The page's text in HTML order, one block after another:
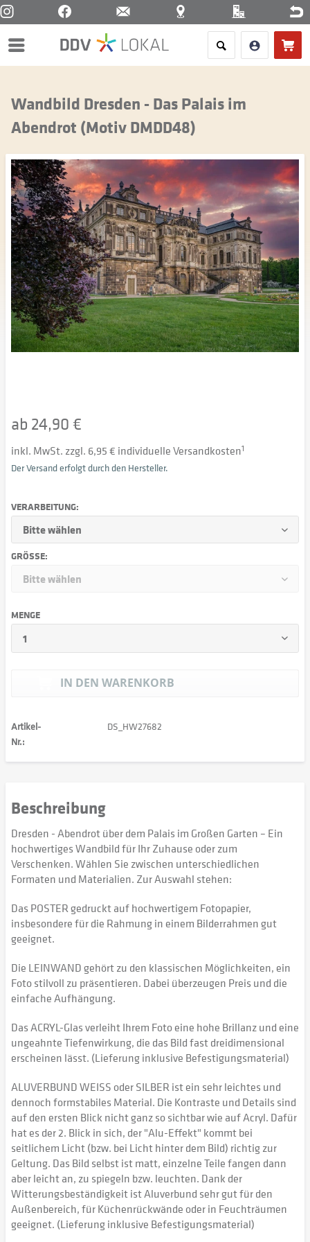
Menü
Wandbild Dresden - Das Palais im
Abendrot (Motiv DMDD48)
ab 24,90 €
inkl. MwSt. zzgl. 6,95 € individuelle Versandkosten1
Der Versand erfolgt durch den Hersteller.
VERARBEITUNG:
GRÖSSE:
MENGE
IN DEN WARENKORB
Artikel-
Nr.:
DS_HW27682
Beschreibung
Dresden - Abendrot über dem Palais im Großen Garten – Ein
hochwertiges Wandbild für Ihr Zuhause oder zum
Verschenken. Wählen Sie zwischen unterschiedlichen
Formaten und Materialien. Zur Auswahl stehen:
Das POSTER gedruckt auf hochwertigem Fotopapier,
insbesondere für die Rahmung in einem Bilderrahmen gut
geeignet.
Die LEINWAND gehört zu den klassischen Möglichkeiten, ein
Foto stilvoll zu präsentieren. Dabei überzeugen Preis und die
einfache Aufhängung.
Das ACRYL-Glas verleiht Ihrem Foto eine hohe Brillanz und eine
ungeahnte Tiefenwirkung, die das Bild fast dreidimensional
erscheinen lässt. (Lieferung inklusive Befestigungsmaterial)
ALUVERBUND WEISS oder SILBER ist ein sehr leichtes und
dennoch formstabiles Material. Die Kontraste und Details sind
auf den ersten Blick nicht ganz so sichtbar wie auf Acryl. Dafür
hat es der 2. Blick in sich, der "Alu-Effekt" kommt bei
seitlichem Licht (bzw. bei Licht hinter dem Bild) richtig zur
Geltung. Das Bild selbst ist matt, einzelne Teile fangen dann
aber leicht an, zu spiegeln bzw. leuchten. Dank der
Witterungsbeständigkeit ist Aluverbund sehr gut für den
Außenbereich, für Küchenrückwände oder in Feuchträumen
geeignet. (Lieferung inklusive Befestigungsmaterial)